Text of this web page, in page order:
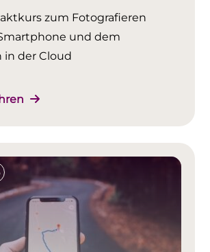
zum Fotografieren
und dem
in der Cloud